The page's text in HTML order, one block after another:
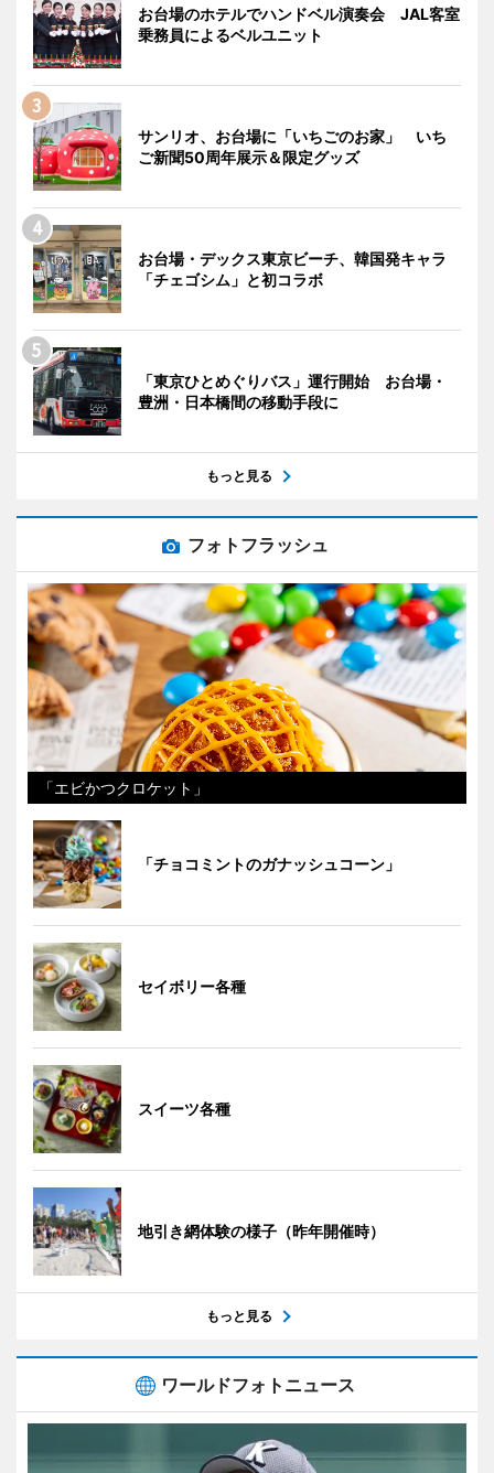
お台場のホテルでハンドベル演奏会 JAL客室
乗務員によるベルユニット
サンリオ、お台場に「いちごのお家」 いち
ご新聞50周年展示＆限定グッズ
お台場・デックス東京ビーチ、韓国発キャラ
「チェゴシム」と初コラボ
「東京ひとめぐりバス」運行開始 お台場・
豊洲・日本橋間の移動手段に
もっと見る
フォトフラッシュ
「エビかつクロケット」
「チョコミントのガナッシュコーン」
セイボリー各種
スイーツ各種
地引き網体験の様子（昨年開催時）
もっと見る
ワールドフォトニュース